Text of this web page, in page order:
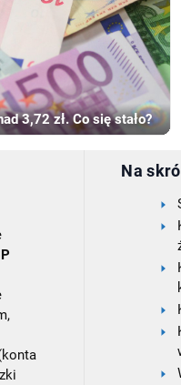
3,72 zł. Co się stało?
Na